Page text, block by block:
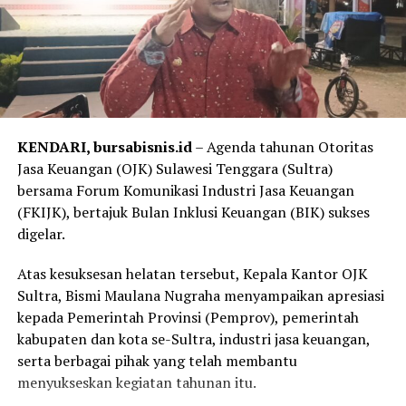
Rp15,5 triliun atau tumbuh 13,7% secara tahunan (year-
on-year/yoy).
Dari sisi intermediasi, penyaluran kredit mencapai
Rp1.562 triliun atau meningkat 13,7% yoy, sementara
Dana Pihak Ketiga (DPK) tercatat sebesar Rp1.555
Di tengah fundamental kinerja yang tetap terjaga,
Direktur Utama BRI Hery Gunardi menegaskan bahwa
kehadiran Danantara menjadi momentum penting bagi
BRI untuk memperkuat sinergi, mempercepat
dalam mendukung agenda pembangunan nasional.
“BRI akan terus melanjutkan transformasi dengan
bertumpu pada fundamental yang kuat, penguatan
bisnis inti, serta pengembangan sumber pertumbuhan
baru. Keberadaan Danantara menjadi momentum
KENDARI, bursabisnis.id– Agenda tahunan Otoritas
Jasa Keuangan (OJK) Sulawesi Tenggara (Sultra)
bersama Forum Komunikasi Industri Jasa Keuangan
(FKIJK), bertajuk Bulan Inklusi Keuangan (BIK) sukses
digelar.
Atas kesuksesan helatan tersebut, Kepala Kantor OJK
Sultra, Bismi Maulana Nugraha menyampaikan apresiasi
kepada Pemerintah Provinsi (Pemprov), pemerintah
kabupaten dan kota se-Sultra, industri jasa keuangan,
serta berbagai pihak yang telah membantu
menyukseskan kegiatan tahunan itu.